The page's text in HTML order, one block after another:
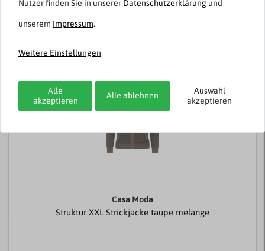
Passend dazu
Casa Moda
Struktur XXL Strickjacke taupe melange
Nutzer finden Sie in unserer Daten­schutz­erklärung und
unserem Impressum.
Weitere Einstellungen
Alle
akzeptieren
Alle ablehnen
Auswahl
akzeptieren